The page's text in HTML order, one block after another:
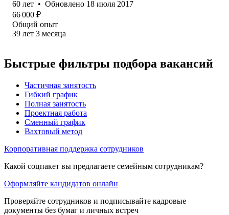
60 лет • Обновлено 18 июля 2017
66 000 ₽
Общий опыт
39 лет 3 месяца
Быстрые фильтры подбора вакансий
Частичная занятость
Гибкий график
Полная занятость
Проектная работа
Сменный график
Вахтовый метод
Корпоративная поддержка сотрудников
Какой соцпакет вы предлагаете семейным сотрудникам?
Оформляйте кандидатов онлайн
Проверяйте сотрудников и подписывайте кадровые
документы без бумаг и личных встреч